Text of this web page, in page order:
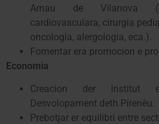
Arnau de Vilanova
cardiovasculara, cirurgia
oncologia, alergologia, eca.).
Fomentar era promocion e
Economia
Creacion der Institut
Desvolopament deth Pírenèu.
Prebotjar er equilibri entre